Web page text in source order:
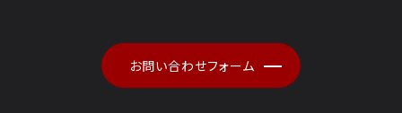
お問い合わせフォーム